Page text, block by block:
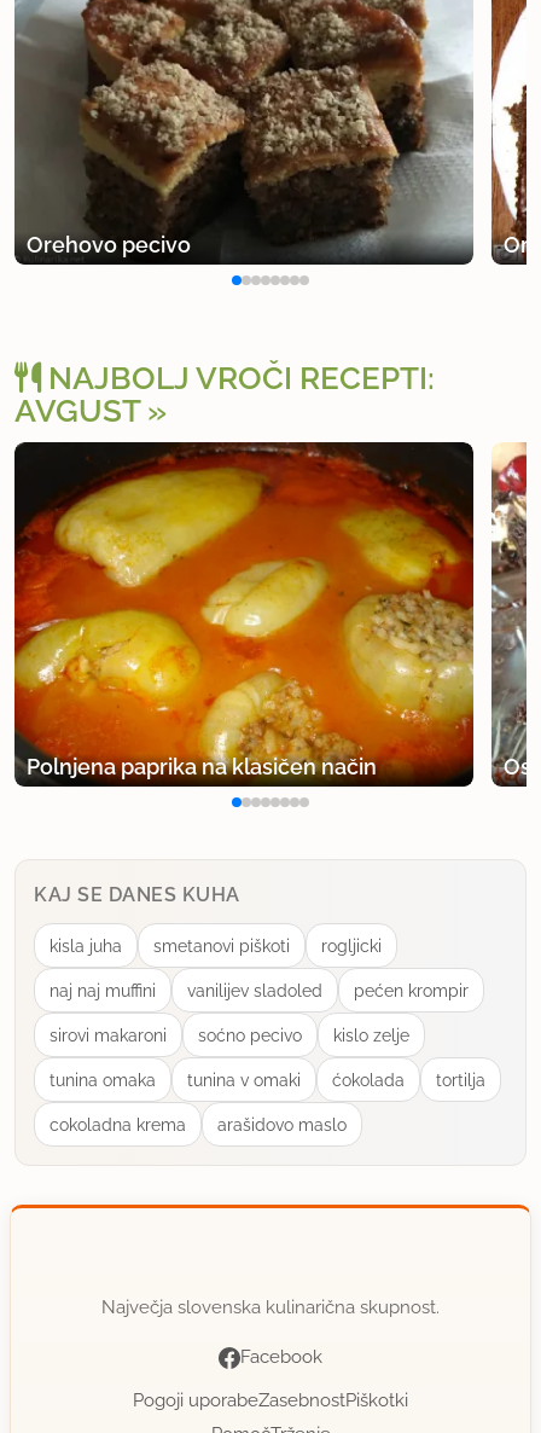
Orehovo pecivo
NAJBOLJ VROČI RECEPTI:
AVGUST
Polnjena paprika na klasičen način
KAJ SE DANES KUHA
kisla juha smetanovi piškoti rogljicki
naj naj muffini vanilijev sladoled pećen krompir
sirovi makaroni soćno pecivo kislo zelje
tunina omaka tunina v omaki ćokolada tortilja
cokoladna krema arašidovo maslo
Največja slovenska kulinarična skupnost.
Facebook
Pogoji uporabeZasebnostPiškotki